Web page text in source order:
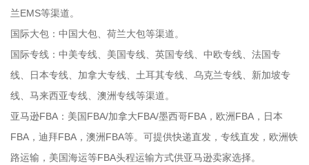
兰EMS等渠道。
国际大包：中国大包、荷兰大包等渠道。
国际专线：中美专线、美国专线、英国专线、中欧专线、法国专
线、日本专线、加拿大专线、土耳其专线、乌克兰专线、新加坡专
线、马来西亚专线、澳洲专线等渠道。
亚马逊FBA：美国FBA/加拿大FBA/墨西哥FBA，欧洲FBA，日本
FBA，迪拜FBA，澳洲FBA等。可提供快递直发，专线直发，欧洲铁
路运输，美国海运等FBA头程运输方式供亚马逊卖家选择。